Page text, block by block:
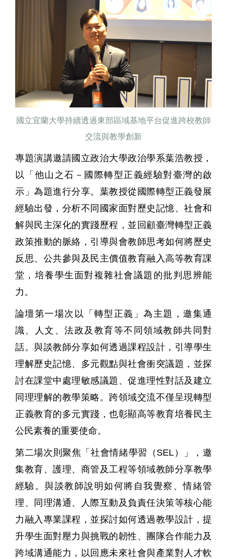
國立宜蘭大學持續透過東部區域基地平台促進跨校教師
交流與教學創新
專題演講邀請國立政治大學政治學系葉浩教授，
以「他山之石－國際轉型正義經驗對臺灣的啟
示」為題進行分享。葉教授從國際轉型正義發展
經驗出發，分析不同國家面對歷史記憶、社會和
解與民主深化的實踐歷程，並回顧臺灣轉型正義
政策推動的脈絡，引導與會教師思考如何將歷史
反思、公共參與及民主價值教育融入高等教育課
堂，培養學生面對複雜社會議題的批判思辨能
力。
論壇第一場次以「轉型正義」為主題，邀集通
識、人文、法政及教育等不同領域教師共同對
話。與談教師分享如何透過課程設計，引導學生
理解歷史記憶、多元觀點與社會衝突議題，並探
討在課堂中處理敏感議題、促進理性對話及建立
同理理解的教學策略。跨領域交流不僅呈現轉型
正義教育的多元實踐，也彰顯高等教育培養民主
公民素養的重要使命。
第二場次則聚焦「社會情緒學習（SEL）」，邀
集教育、護理、商管及工程等領域教師分享教學
經驗。與談教師說明如何將自我覺察、情緒管
理、同理溝通、人際互動及負責任決策等核心能
力融入專業課程，並探討如何透過教學設計，提
升學生面對壓力與挑戰的韌性、團隊合作能力及
跨域溝通能力，以回應未來社會與產業對人才軟